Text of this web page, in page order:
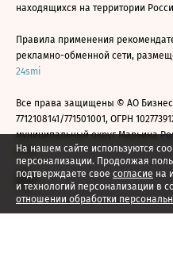
На нашем сайте используются
персонализации. Продолжая
подтверждаете свое согласие на
и технологий персонализации в
отношении обработки
находящихся на территории
Правила применения
рекламно-обменной сети,
24smi
Все права защищены © АО
7712108141/771501001, ОГРН
муниципальный округ Марьина
2026